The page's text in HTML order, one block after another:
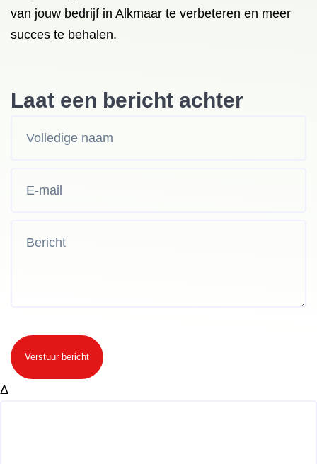
van jouw bedrijf in Alkmaar te verbeteren en meer
succes te behalen.
Laat een bericht achter
Verstuur bericht
Δ